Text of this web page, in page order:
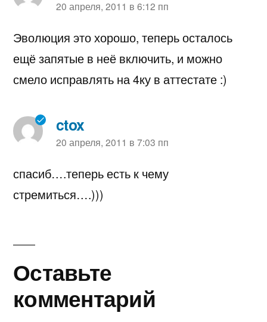
пишет:
20 апреля, 2011 в 6:12 пп
Эволюция это хорошо, теперь осталось
ещё запятые в неё включить, и можно
смело исправлять на 4ку в аттестате :)
ctox
пишет:
20 апреля, 2011 в 7:03 пп
спасиб….теперь есть к чему
стремиться….)))
Оставьте
комментарий
Оставьте
комментарий